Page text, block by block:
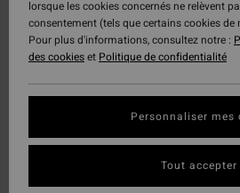
lorsque les cookies concernés ne relèvent
consentement (tels que certains cookies de
Pour plus d'informations, consultez notre :
des cookieset Politique de confidentialité
Personnaliser mes
Tout accepter